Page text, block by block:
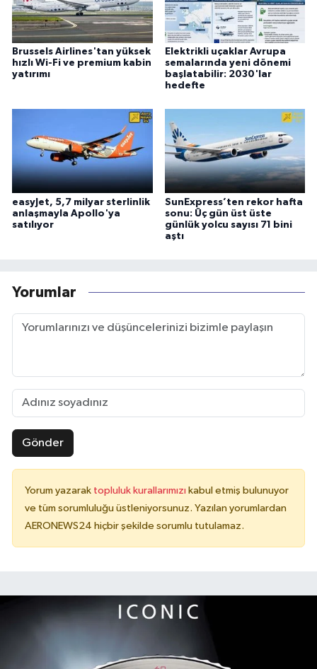
Brussels Airlines'tan yüksek
hızlı Wi-Fi ve premium kabin
yatırımı
Elektrikli uçaklar Avrupa
semalarında yeni dönemi
başlatabilir: 2030'lar
hedefte
easyJet, 5,7 milyar sterlinlik
anlaşmayla Apollo'ya
satılıyor
SunExpress’ten rekor hafta
sonu: Üç gün üst üste
günlük yolcu sayısı 71 bini
aştı
Yorumlar
Gönder
Yorum yazarak topluluk kurallarımızı kabul etmiş bulunuyor
ve tüm sorumluluğu üstleniyorsunuz. Yazılan yorumlardan
AERONEWS24 hiçbir şekilde sorumlu tutulamaz.